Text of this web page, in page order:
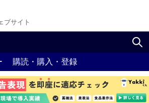
ブサイト
購読・購入・登録